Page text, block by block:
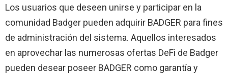
Los usuarios que deseen unirse y participar en la
comunidad Badger pueden adquirir BADGER para fines
de administración del sistema. Aquellos interesados ​​
en aprovechar las numerosas ofertas DeFi de Badger
pueden desear poseer BADGER como garantía y